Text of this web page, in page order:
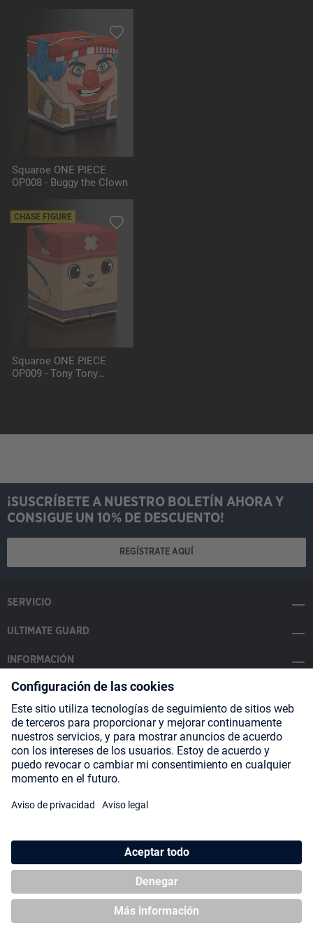
Squaroe ONE PIECE
OP008 - Buggy the Clown
CHASE FIGURE
Squaroe ONE PIECE
OP009 - Tony Tony
¡SUSCRÍBETE A NUESTRO BOLETÍN AHORA Y
CONSIGUE UN 10% DE DESCUENTO!
REGÍSTRATE AQUÍ
SERVICIO
ULTIMATE GUARD
INFORMACIÓN
SOCIAL MEDIA
Payment Methods
Shipping
Blog